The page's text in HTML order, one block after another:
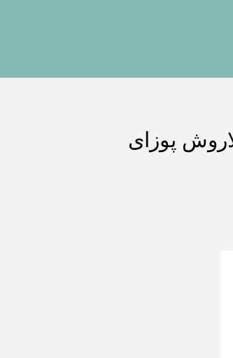
پوزای